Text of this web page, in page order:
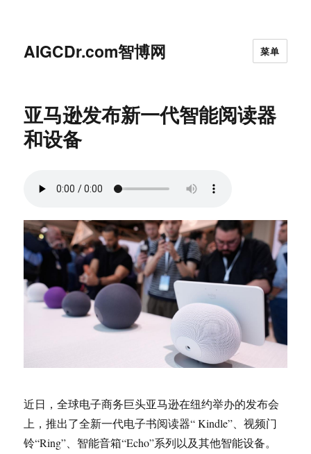
AIGCDr.com智博网 菜单
亚马逊发布新一代智能阅读器
和设备
近日，全球电子商务巨头亚马逊在纽约举办的发布会
上，推出了全新一代电子书阅读器“ Kindle”、视频门
铃“Ring”、智能音箱“Echo”系列以及其他智能设备。